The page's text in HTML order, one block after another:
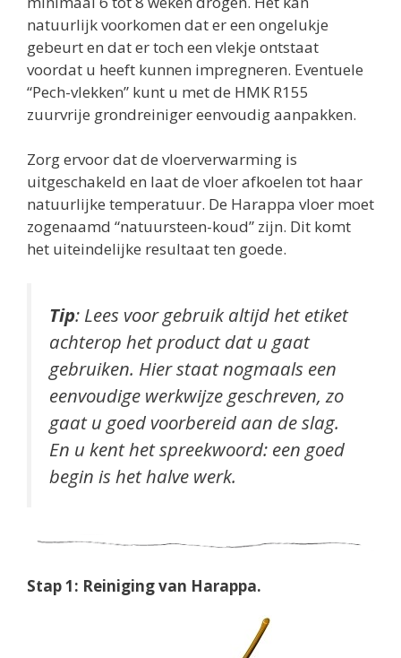
natuurlijk voorkomen dat er een ongelukje
gebeurt en dat er toch een vlekje ontstaat
voordat u heeft kunnen impregneren. Eventuele
“Pech-vlekken” kunt u met de HMK R155
zuurvrije grondreiniger eenvoudig aanpakken.
Zorg ervoor dat de vloerverwarming is
uitgeschakeld en laat de vloer afkoelen tot haar
natuurlijke temperatuur. De Harappa vloer moet
zogenaamd “natuursteen-koud” zijn. Dit komt
het uiteindelijke resultaat ten goede.
Tip: Lees voor gebruik altijd het etiket
achterop het product dat u gaat
gebruiken. Hier staat nogmaals een
eenvoudige werkwijze geschreven, zo
gaat u goed voorbereid aan de slag.
En u kent het spreekwoord: een goed
begin is het halve werk.
Stap 1: Reiniging van Harappa.